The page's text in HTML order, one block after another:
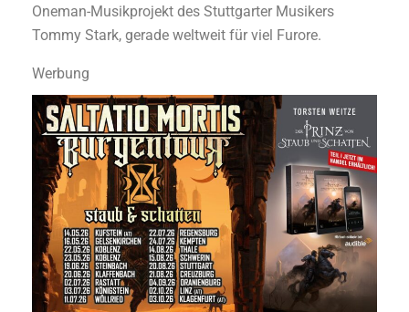
Oneman-Musikprojekt des Stuttgarter Musikers
Tommy Stark, gerade weltweit für viel Furore.
Werbung